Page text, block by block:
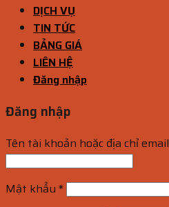
DỊCH VỤ
TIN TỨC
BẢNG GIÁ
LIÊN HỆ
Đăng nhập
Đăng nhập
Tên tài khoản hoặc địa chỉ email
Mật khẩu *